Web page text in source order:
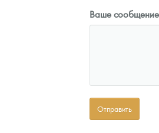
Ваше сообщение